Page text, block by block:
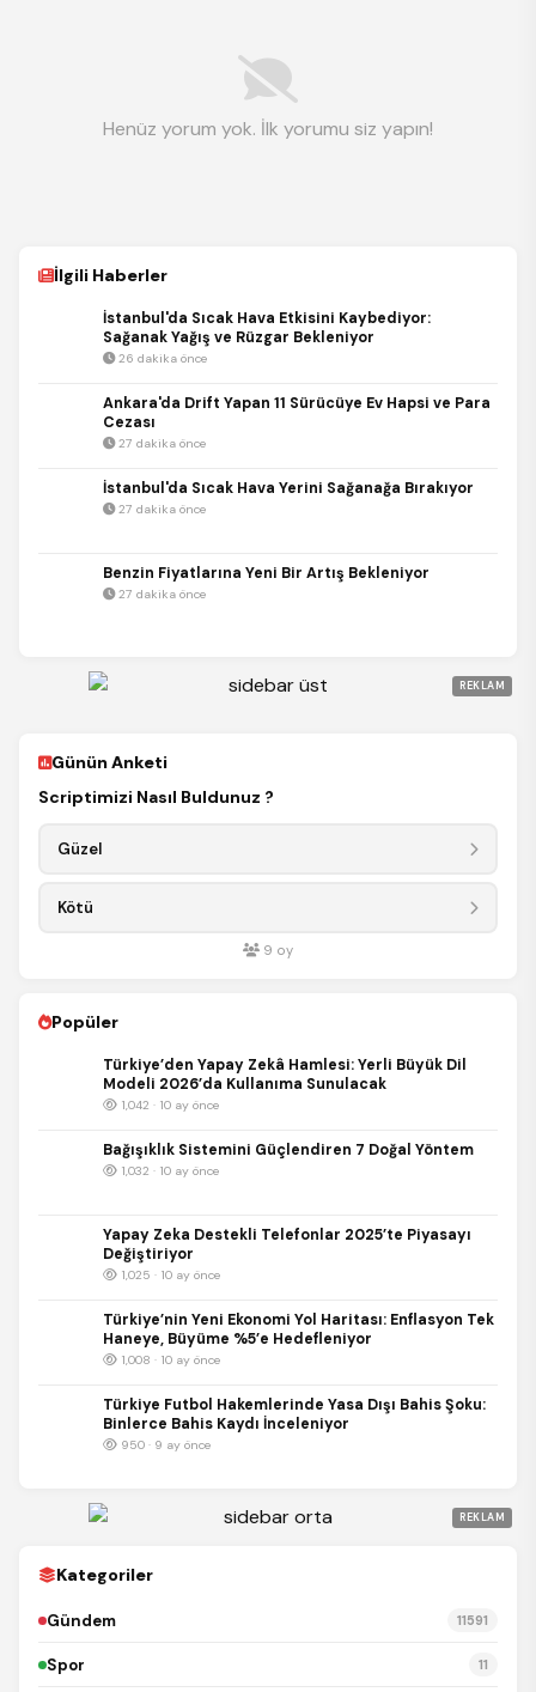
Henüz yorum yok. İlk yorumu siz yapın!
İlgili Haberler
İstanbul'da Sıcak Hava Etkisini Kaybediyor:
Sağanak Yağış ve Rüzgar Bekleniyor
26 dakika önce
Ankara'da Drift Yapan 11 Sürücüye Ev Hapsi ve Para
Cezası
27 dakika önce
İstanbul'da Sıcak Hava Yerini Sağanağa Bırakıyor
27 dakika önce
Benzin Fiyatlarına Yeni Bir Artış Bekleniyor
27 dakika önce
REKLAM
Günün Anketi
Scriptimizi Nasıl Buldunuz ?
Güzel
Kötü
9 oy
Popüler
Türkiye’den Yapay Zekâ Hamlesi: Yerli Büyük Dil
Modeli 2026’da Kullanıma Sunulacak
1,042 · 10 ay önce
Bağışıklık Sistemini Güçlendiren 7 Doğal Yöntem
1,032 · 10 ay önce
Yapay Zeka Destekli Telefonlar 2025’te Piyasayı
Değiştiriyor
1,025 · 10 ay önce
Türkiye’nin Yeni Ekonomi Yol Haritası: Enflasyon Tek
Haneye, Büyüme %5’e Hedefleniyor
1,008 · 10 ay önce
Türkiye Futbol Hakemlerinde Yasa Dışı Bahis Şoku:
Binlerce Bahis Kaydı İnceleniyor
950 · 9 ay önce
REKLAM
Kategoriler
Gündem 11591
Spor 11